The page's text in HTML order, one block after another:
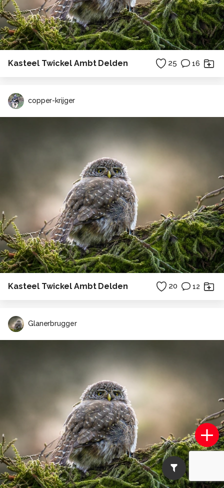
Kasteel Twickel Ambt Delden 25 16
copper-krijger
Kasteel Twickel Ambt Delden 20 12
Glanerbrugger